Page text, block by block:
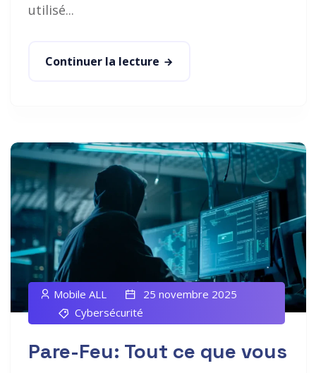
utilisé...
Continuer la lecture
Mobile ALL
25 novembre 2025
Cybersécurité
Pare-Feu: Tout ce que vous